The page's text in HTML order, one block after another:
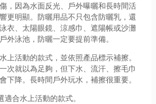
，因為水面反光、戶外曝曬和長時間活
更明顯。防曬用品不只包含防曬乳，還
衣、太陽眼鏡、涼感巾、遮陽帳或沙灘
外泳池，防曬一定要提前準備。
上活動的款式，並依照產品標示補擦。
次就以為足夠，但下水、流汗、擦毛巾
下降。長時間戶外玩水，補擦很重要。
適合水上活動的款式。